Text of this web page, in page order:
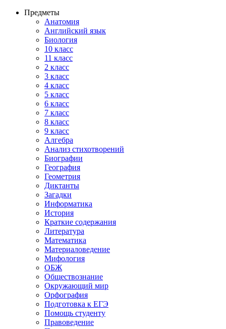
Предметы
Анатомия
Английский язык
Биология
10 класс
11 класс
2 класс
3 класс
4 класс
5 класс
6 класс
7 класс
8 класс
9 класс
Алгебра
Анализ стихотворений
Биографии
География
Геометрия
Диктанты
Загадки
Информатика
История
Краткие содержания
Литература
Математика
Материаловедение
Мифология
ОБЖ
Обществознание
Окружающий мир
Орфография
Подготовка к ЕГЭ
Помощь студенту
Правоведение